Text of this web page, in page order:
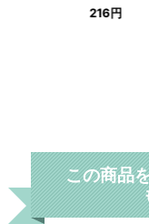
216円
この商品